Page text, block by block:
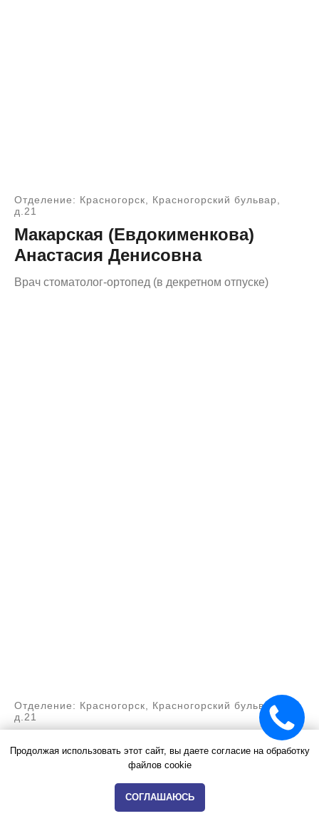
Отделение: Красногорск, Красногорский бульвар,
д.21
Макарская (Евдокименкова)
Анастасия Денисовна
Врач стоматолог-ортопед (в декретном отпуске)
Отделение: Красногорск, Красногорский бульвар,
д.21
Алексеевич
Врач стоматолог-ортопед
Продолжая использовать этот сайт, вы даете согласие на обработку
файлов cookie
СОГЛАШАЮСЬ